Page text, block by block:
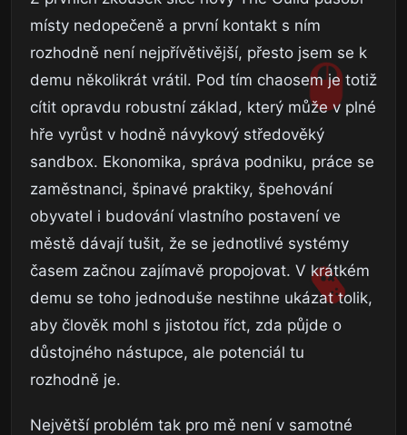
místy nedopečeně a první kontakt s ním
rozhodně není nejpřívětivější, přesto jsem se k
demu několikrát vrátil. Pod tím chaosem je totiž
cítit opravdu robustní základ, který může v plné
hře vyrůst v hodně návykový středověký
sandbox. Ekonomika, správa podniku, práce se
zaměstnanci, špinavé praktiky, špehování
obyvatel i budování vlastního postavení ve
městě dávají tušit, že se jednotlivé systémy
časem začnou zajímavě propojovat. V krátkém
demu se toho jednoduše nestihne ukázat tolik,
aby člověk mohl s jistotou říct, zda půjde o
důstojného nástupce, ale potenciál tu
rozhodně je.
Největší problém tak pro mě není v samotné